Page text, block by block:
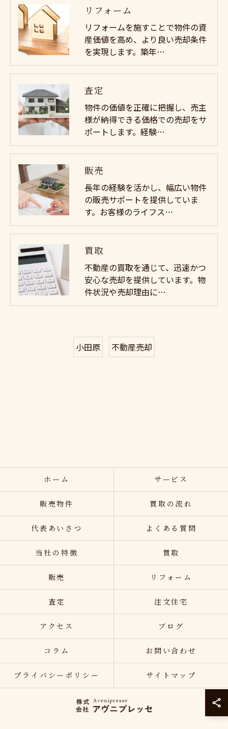
リフォーム
リフォームを施すことで物件の資
産価値を高め、より良い売却条件
を実現します。築年…
査定
物件の価値を正確に把握し、売主
様が納得できる価格での売却をサ
ポートします。経験…
販売
長年の経験を活かし、幅広い物件
の販売サポートを提供していま
す。お客様のライフス…
買取
不動産の買取を通じて、迅速かつ
安心な売却を提供しています。物
件状況や売却理由に…
小田原 不動産売却
ホーム サービス
販売物件 買取の流れ
代表あいさつ よくある質問
当社の特徴 買取
販売 リフォーム
査定 注文住宅
アクセス ブログ
コラム お問い合わせ
プライバシーポリシー サイトマップ